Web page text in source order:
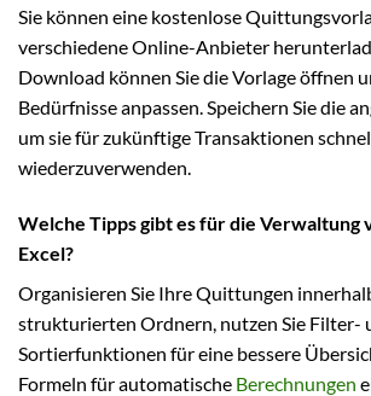
Sie können eine kostenlose
verschiedene Online-Anbieter
Download können Sie die Vorlage öffnen
Bedürfnisse anpassen. Speichern Sie die
um sie für zukünftige Transaktionen
wiederzuverwenden.
Welche Tipps gibt es für die Verwaltung
Excel?
Organisieren Sie Ihre Quittungen
strukturierten Ordnern, nutzen Sie Filter-
Sortierfunktionen für eine bessere
Formeln für automatische Berechnungen